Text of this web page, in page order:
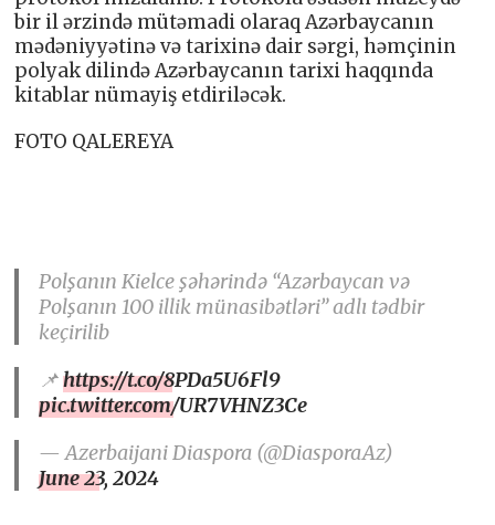
bir il ərzində mütəmadi olaraq Azərbaycanın
mədəniyyətinə və tarixinə dair sərgi, həmçinin
polyak dilində Azərbaycanın tarixi haqqında
kitablar nümayiş etdiriləcək.
FOTO QALEREYA
Polşanın Kielce şəhərində “Azərbaycan və
Polşanın 100 illik münasibətləri” adlı tədbir
keçirilib
📌https://t.co/8PDa5U6Fl9
pic.twitter.com/UR7VHNZ3Ce
— Azerbaijani Diaspora (@DiasporaAz)
June 23, 2024